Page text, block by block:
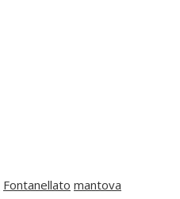
Fontanellato mantova